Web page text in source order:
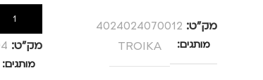
מק”ט: 4024024070012
מותגים TROIKA
הוספה
מק”ט:
מותגים